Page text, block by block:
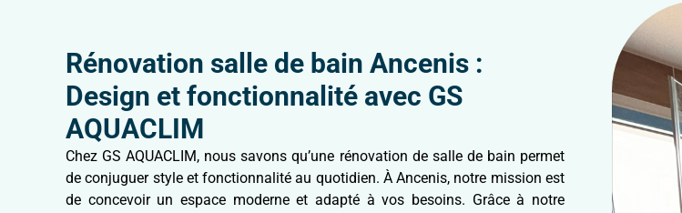
Rénovation salle de bain Ancenis :
Design et fonctionnalité avec GS
AQUACLIM
Chez GS AQUACLIM, nous savons qu’une rénovation de salle de bain permet
de conjuguer style et fonctionnalité au quotidien. À Ancenis, notre mission est
de concevoir un espace moderne et adapté à vos besoins. Grâce à notre